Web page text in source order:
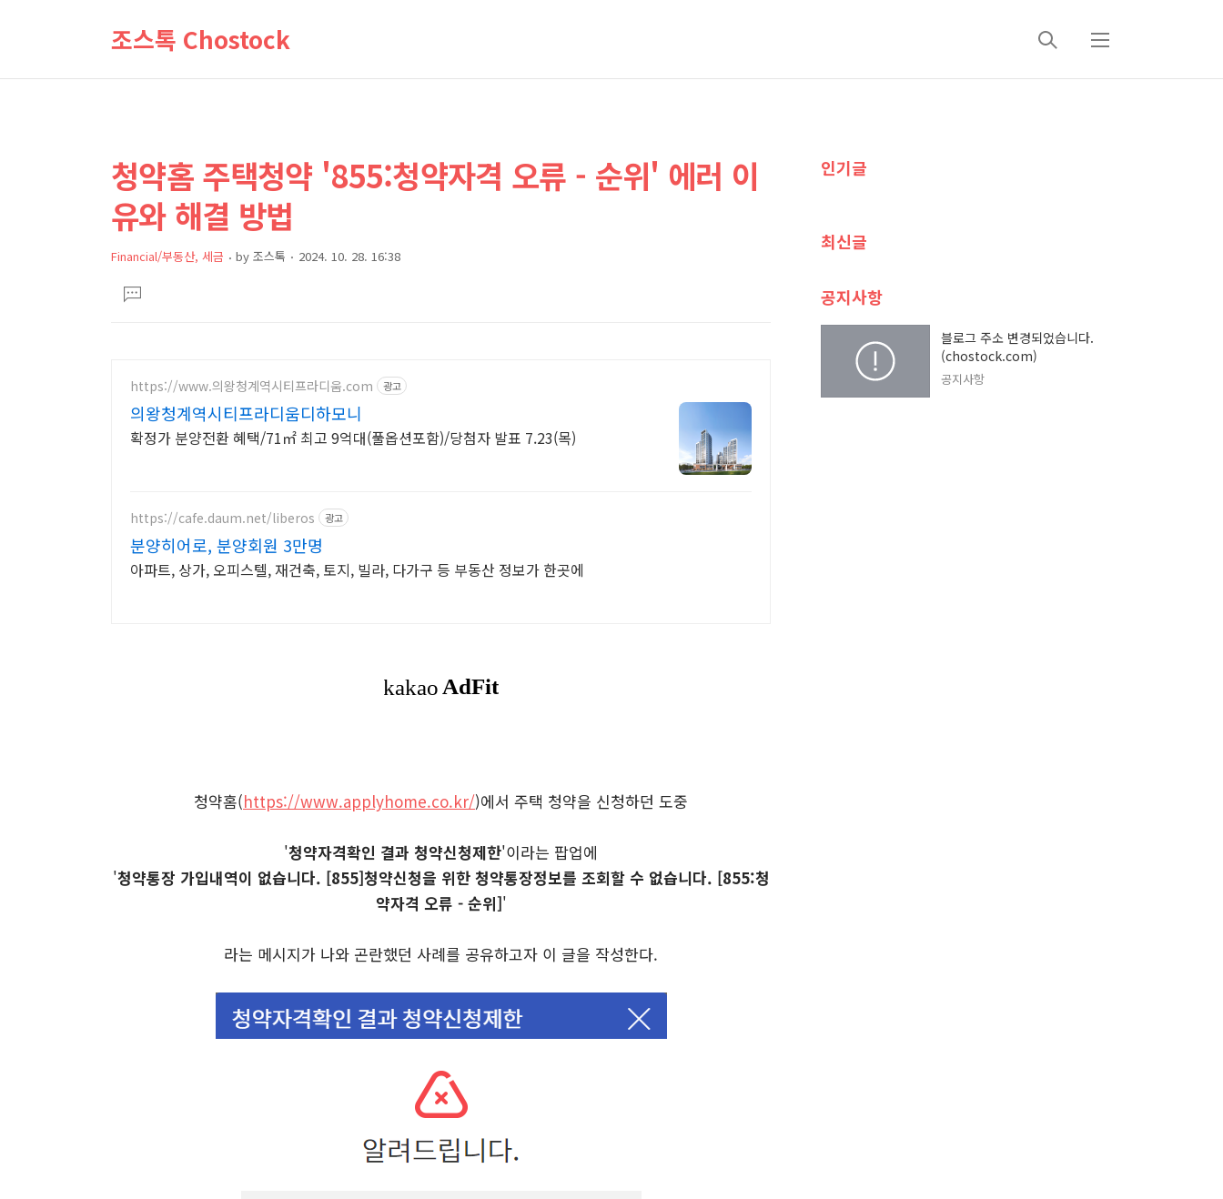
조스톡 Chostock
검
메
상
세
컨
텐
본
문
제
목
청약홈 주택청약 '855:청약자격 오류 - 순위' 에러 이
유와 해결 방법
Financial/부동산, 세금 by 조스톡 2024. 10. 28. 16:38
문댓
글
https://www.의왕청계역시티프라디움.com 광고
의왕청계역시티프라디움디하모니
확정가 분양전환 혜택/71㎡ 최고 9억대(풀옵션포함)/당첨자 발표 7.23(목)
https://cafe.daum.net/liberos 광고
분양히어로, 분양회원 3만명
아파트, 상가, 오피스텔, 재건축, 토지, 빌라, 다가구 등 부동산 정보가 한곳에
청약홈(https://www.applyhome.co.kr/)에서 주택 청약을 신청하던 도중
'청약자격확인 결과 청약신청제한'이라는 팝업에
'청약통장 가입내역이 없습니다. [855]청약신청을 위한 청약통장정보를 조회할 수 없습니다. [855:청
약자격 오류 - 순위]'
라는 메시지가 나와 곤란했던 사례를 공유하고자 이 글을 작성한다.
추
보
인기글
최신글
공지사항
블로그 주소 변경되었습니다.
(chostock.com)
공지사항